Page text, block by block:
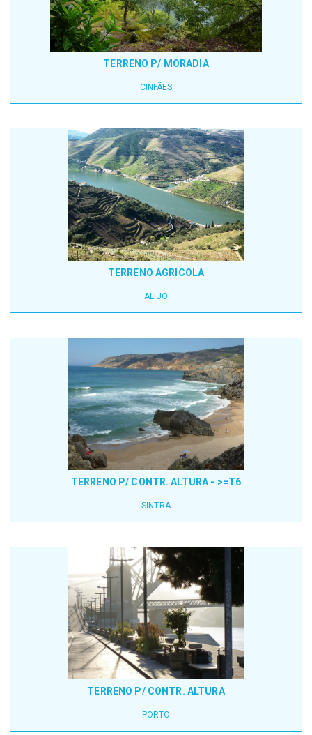
TERRENO P/ MORADIA
CINFÃES
TERRENO AGRICOLA
ALIJO
TERRENO P/ CONTR. ALTURA - >=T6
SINTRA
TERRENO P/ CONTR. ALTURA
PORTO